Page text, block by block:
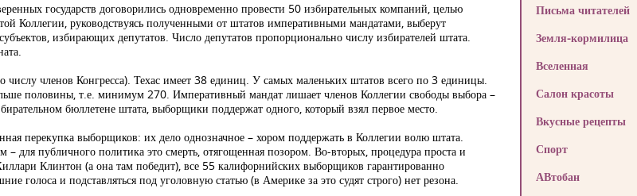
государств договорились одновременно провести 50 избирательных компаний, целью
Коллегии, руководствуясь полученными от штатов императивными мандатами, выберут
избирающих депутатов. Число депутатов пропорционально числу избирателей штата.
членов Конгресса). Техас имеет 38 единиц. У самых маленьких штатов всего по 3 единицы.
половины, т.е. минимум 270. Императивный мандат лишает членов Коллегии свободы выбора –
бюллетене штата, выборщики поддержат одного, который взял первое место.
перекупка выборщиков: их дело однозначное – хором поддержать в Коллегии волю штата.
для публичного политика это смерть, отягощенная позором. Во-вторых, процедура проста и
Клинтон (а она там победит), все 55 калифорнийских выборщиков гарантированно
голоса и подставляться под уголовную статью (в Америке за это судят строго) нет резона.
Письма читателей
Земля-кормилица
Вселенная
Салон красоты
Вкусные рецепты
Спорт
АВтобан